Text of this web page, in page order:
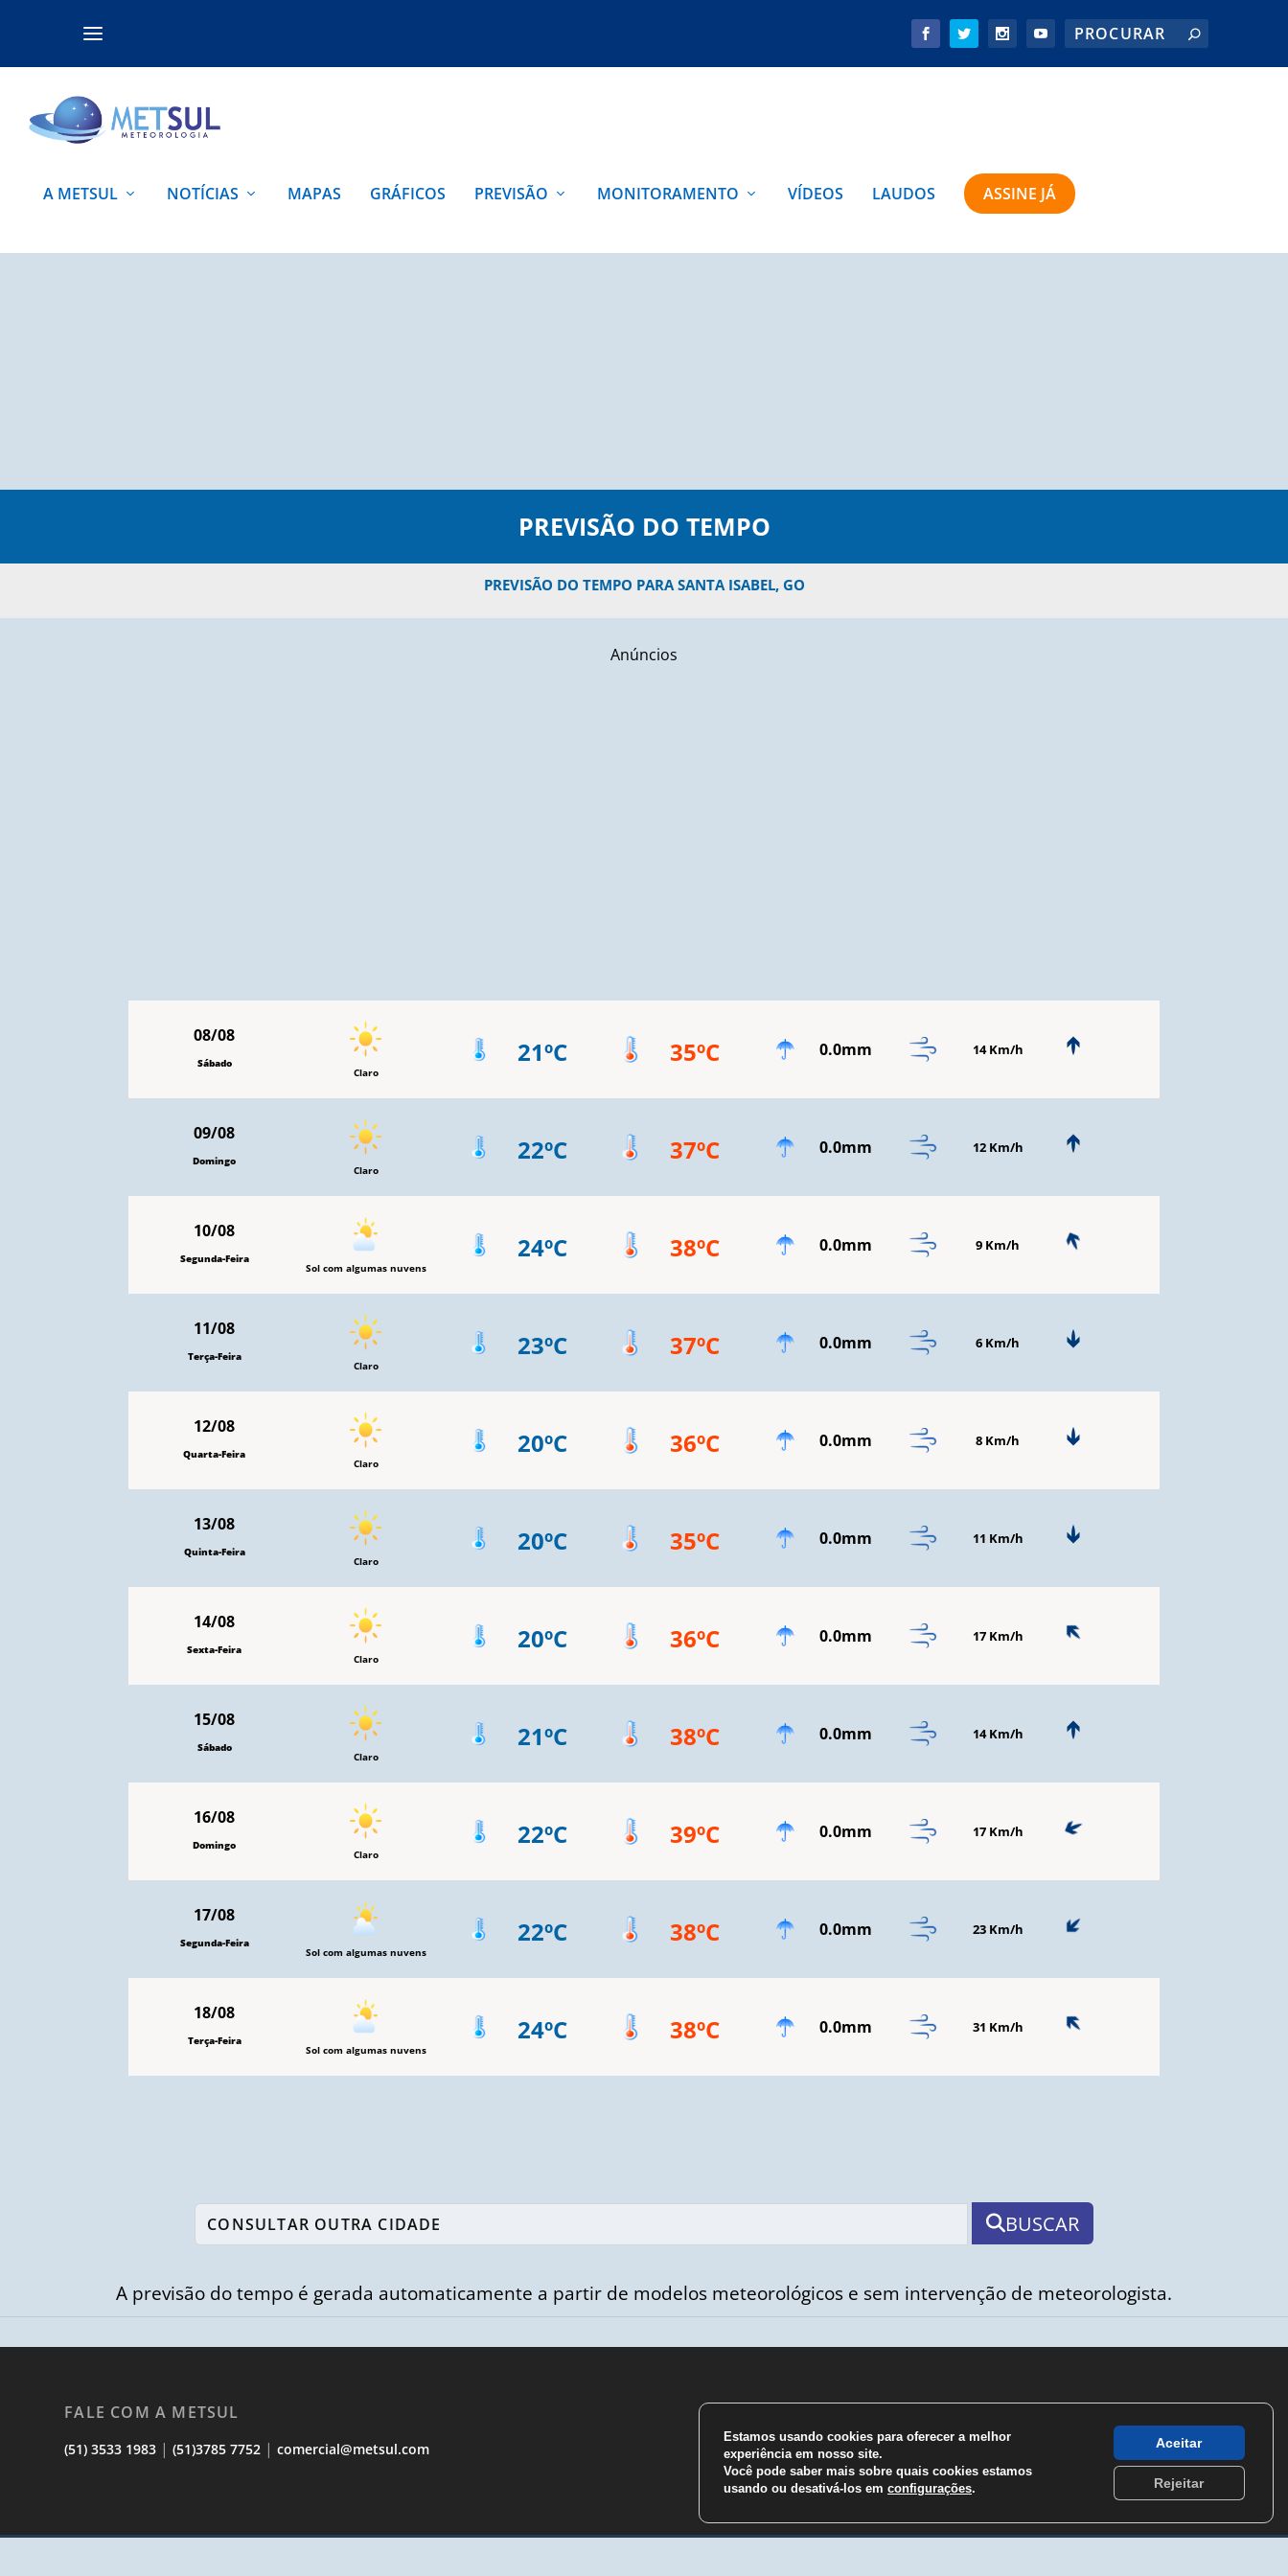
A METSUL NOTÍCIAS MAPAS GRÁFICOS PREVISÃO MONITORAMENTO VÍDEOS LAUDOS ASSINE JÁ
PREVISÃO DO TEMPO
PREVISÃO DO TEMPO PARA SANTA ISABEL, GO
Anúncios
08/08
Sábado
Claro
21ºC 35ºC 0.0mm 14 Km/h
09/08
Domingo
Claro
22ºC 37ºC 0.0mm 12 Km/h
10/08
Segunda-Feira
Sol com algumas nuvens
24ºC 38ºC 0.0mm 9 Km/h
11/08
Terça-Feira
Claro
23ºC 37ºC 0.0mm 6 Km/h
12/08
Quarta-Feira
Claro
20ºC 36ºC 0.0mm 8 Km/h
13/08
Quinta-Feira
Claro
20ºC 35ºC 0.0mm 11 Km/h
14/08
Sexta-Feira
Claro
20ºC 36ºC 0.0mm 17 Km/h
15/08
Sábado
Claro
21ºC 38ºC 0.0mm 14 Km/h
16/08
Domingo
Claro
22ºC 39ºC 0.0mm 17 Km/h
17/08
Segunda-Feira
Sol com algumas nuvens
22ºC 38ºC 0.0mm 23 Km/h
18/08
Terça-Feira
Sol com algumas nuvens
24ºC 38ºC 0.0mm 31 Km/h
BUSCAR
A previsão do tempo é gerada automaticamente a partir de modelos meteorológicos e sem intervenção de meteorologista.
FALE COM A METSUL
(51) 3533 1983 |(51)3785 7752 |comercial@metsul.com
Estamos usando cookies para oferecer a melhor
experiência em nosso site.
Você pode saber mais sobre quais cookies estamos
usando ou desativá-los em configurações.
Aceitar
Rejeitar